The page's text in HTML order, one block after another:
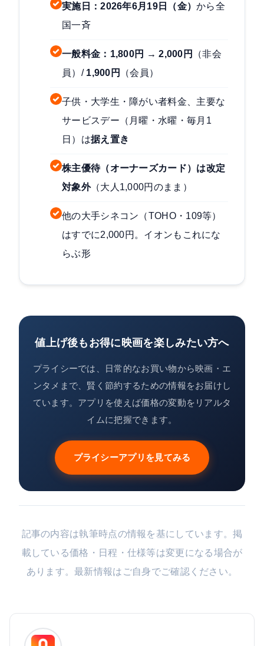
実施日：2026年6月19日（金）から全
国一斉
一般料金：1,800円 → 2,000円
（非会
員）/ 1,900円 （会員）
子供・大学生・障がい者料金、主要な
サービスデー（月曜・水曜・毎月1
日）は据え置き
株主優待（オーナーズカード）は改定
対象外（大人1,000円のまま）
他の大手シネコン（TOHO・109等）
はすでに2,000円。イオンもこれにな
らぶ形
値上げ後もお得に映画を楽しみたい方へ
プライシーでは、日常的なお買い物から映画・エ
ンタメまで、賢く節約するための情報をお届けし
ています。アプリを使えば価格の変動をリアルタ
イムに把握できます。
プライシーアプリを見てみる
記事の内容は執筆時点の情報を基にしています。掲
載している価格・日程・仕様等は変更になる場合が
あります。最新情報はご自身でご確認ください。